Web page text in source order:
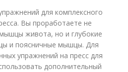
для комплексного
Вы проработаете не
живота, но и глубокие
и поясничные мышцы. Для
упражнений на пресс для
дополнительный